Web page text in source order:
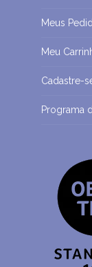
Meus
Meu
Cadastre-
Programa